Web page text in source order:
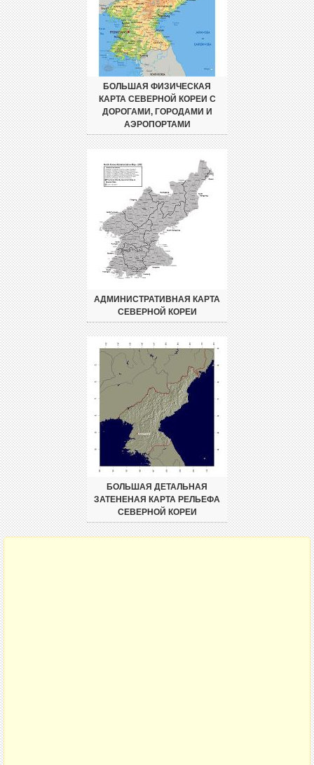
БОЛЬШАЯ ФИЗИЧЕСКАЯ
КАРТА СЕВЕРНОЙ КОРЕИ С
ДОРОГАМИ, ГОРОДАМИ И
АЭРОПОРТАМИ
АДМИНИСТРАТИВНАЯ КАРТА
СЕВЕРНОЙ КОРЕИ
БОЛЬШАЯ ДЕТАЛЬНАЯ
ЗАТЕНЕНАЯ КАРТА РЕЛЬЕФА
СЕВЕРНОЙ КОРЕИ